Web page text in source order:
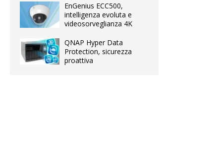
EnGenius ECC500,
intelligenza evoluta e
videosorveglianza 4K
QNAP Hyper Data
Protection, sicurezza
proattiva